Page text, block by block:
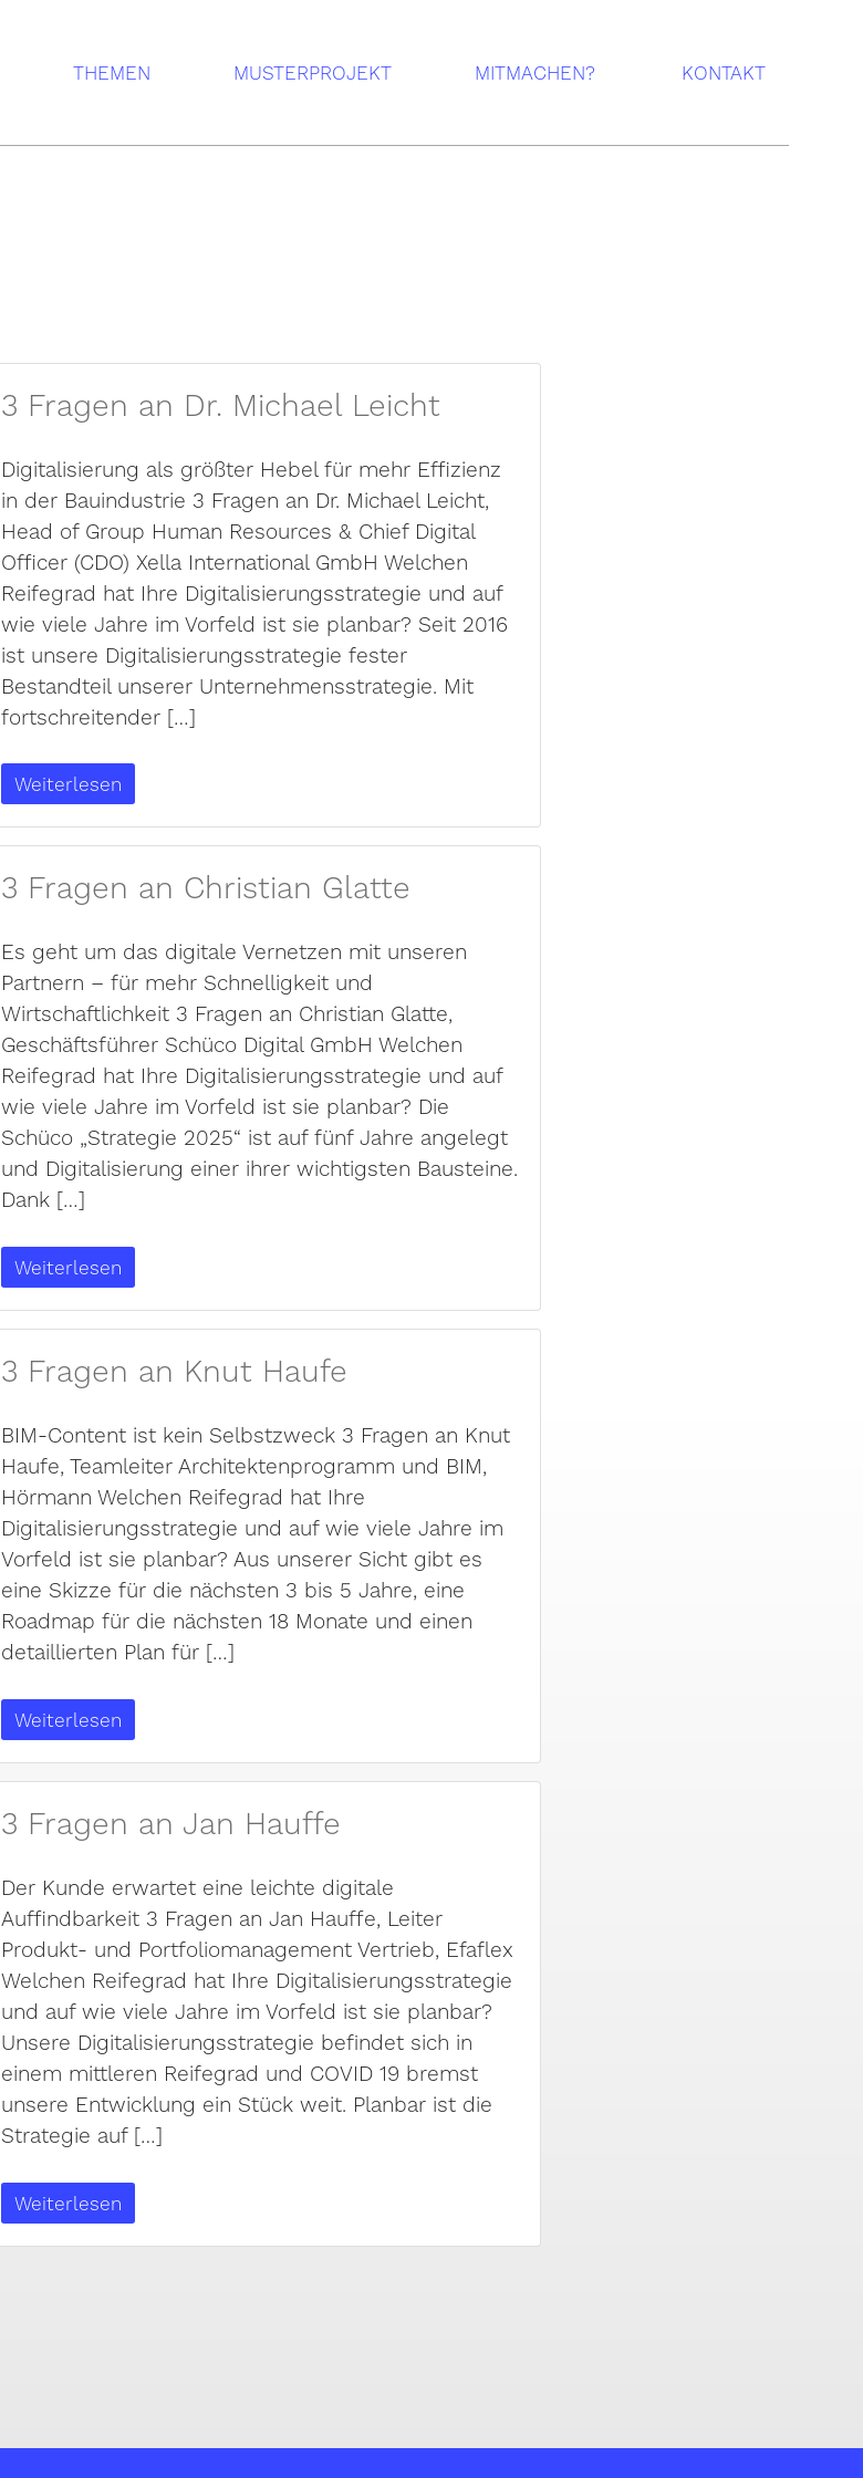
THEMEN MUSTERPROJEKT MITMACHEN? KONTAKT
3 Fragen an Dr. Michael Leicht
Digitalisierung als größter Hebel für mehr Effizienz
in der Bauindustrie 3 Fragen an Dr. Michael Leicht,
Head of Group Human Resources & Chief Digital
Officer (CDO) Xella International GmbH Welchen
Reifegrad hat Ihre Digitalisierungsstrategie und auf
wie viele Jahre im Vorfeld ist sie planbar? Seit 2016
ist unsere Digitalisierungsstrategie fester
Bestandteil unserer Unternehmensstrategie. Mit
fortschreitender […]
Weiterlesen
3 Fragen an Christian Glatte
Es geht um das digitale Vernetzen mit unseren
Partnern – für mehr Schnelligkeit und
Wirtschaftlichkeit 3 Fragen an Christian Glatte,
Geschäftsführer Schüco Digital GmbH Welchen
Reifegrad hat Ihre Digitalisierungsstrategie und auf
wie viele Jahre im Vorfeld ist sie planbar? Die
Schüco „Strategie 2025“ ist auf fünf Jahre angelegt
und Digitalisierung einer ihrer wichtigsten Bausteine.
Dank […]
Weiterlesen
3 Fragen an Knut Haufe
BIM-Content ist kein Selbstzweck 3 Fragen an Knut
Haufe, Teamleiter Architektenprogramm und BIM,
Hörmann Welchen Reifegrad hat Ihre
Digitalisierungsstrategie und auf wie viele Jahre im
Vorfeld ist sie planbar? Aus unserer Sicht gibt es
eine Skizze für die nächsten 3 bis 5 Jahre, eine
Roadmap für die nächsten 18 Monate und einen
detaillierten Plan für […]
Weiterlesen
3 Fragen an Jan Hauffe
Der Kunde erwartet eine leichte digitale
Auffindbarkeit 3 Fragen an Jan Hauffe, Leiter
Produkt- und Portfoliomanagement Vertrieb, Efaflex
Welchen Reifegrad hat Ihre Digitalisierungsstrategie
und auf wie viele Jahre im Vorfeld ist sie planbar?
Unsere Digitalisierungsstrategie befindet sich in
einem mittleren Reifegrad und COVID 19 bremst
unsere Entwicklung ein Stück weit. Planbar ist die
Strategie auf […]
Weiterlesen